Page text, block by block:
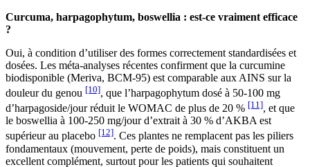
Curcuma, harpagophytum, boswellia : est-ce vraiment efficace
?
Oui, à condition d’utiliser des formes correctement standardisées et
dosées. Les méta-analyses récentes confirment que la curcumine
biodisponible (Meriva, BCM-95) est comparable aux AINS sur la
douleur du genou [10], que l’harpagophytum dosé à 50-100 mg
d’harpagoside/jour réduit le WOMAC de plus de 20 % [11], et que
le boswellia à 100-250 mg/jour d’extrait à 30 % d’AKBA est
supérieur au placebo [12]. Ces plantes ne remplacent pas les piliers
fondamentaux (mouvement, perte de poids), mais constituent un
excellent complément, surtout pour les patients qui souhaitent